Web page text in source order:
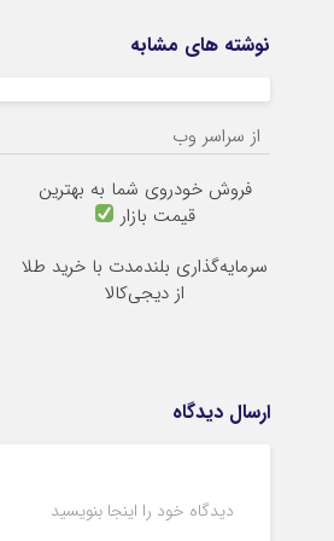
نوشته های مشابه
از سراسر وب
فروش خودروی شما به بهترین
قیمت بازار
سرمایه‌گذاری بلندمدت با خرید طلا
از دیجی‌کالا
ارسال دیدگاه
دیدگاه خود را اینجا بنویسید